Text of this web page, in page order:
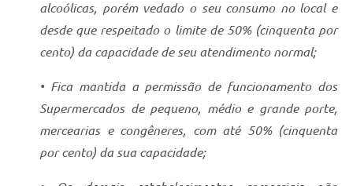
alcoólicas, porém vedado o seu consumo no local e
desde que respeitado o limite de 50% (cinquenta por
cento) da capacidade de seu atendimento normal;
• Fica mantida a permissão de funcionamento dos
Supermercados de pequeno, médio e grande porte,
mercearias e congêneres, com até 50% (cinquenta
por cento) da sua capacidade;